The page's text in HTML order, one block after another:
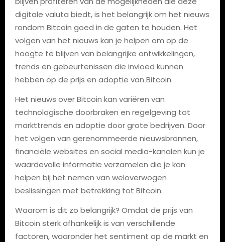
digitale valuta biedt, is het belangrijk om het nieuws
rondom Bitcoin goed in de gaten te houden. Het
volgen van het nieuws kan je helpen om op de
hoogte te blijven van belangrijke ontwikkelingen,
trends en gebeurtenissen die invloed kunnen
hebben op de prijs en adoptie van Bitcoin.
Het nieuws over Bitcoin kan variëren van
technologische doorbraken en regelgeving tot
markttrends en adoptie door grote bedrijven. Door
het volgen van gerenommeerde nieuwsbronnen,
financiële websites en social media-kanalen kun je
waardevolle informatie verzamelen die je kan
helpen bij het nemen van weloverwogen
beslissingen met betrekking tot Bitcoin.
Waarom is dit zo belangrijk? Omdat de prijs van
Bitcoin sterk afhankelijk is van verschillende
factoren, waaronder het sentiment op de markt en